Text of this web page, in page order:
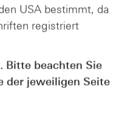
USA bestimmt, da
registriert
Bitte beachten Sie
der jeweiligen Seite